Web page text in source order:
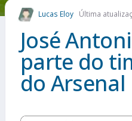
MAIS ESPORTES
Lucas Eloy Última
José
parte do
do Arsenal